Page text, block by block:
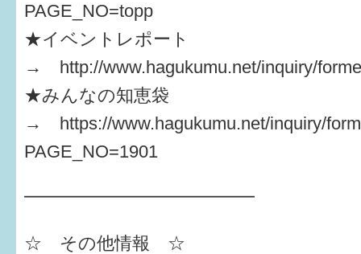
PAGE_NO=topp
★イベントレポート
→ http://www.hagukumu.net/inquiry/
★みんなの知恵袋
→ https://www.hagukumu.net/inquiry/
PAGE_NO=1901
━━━━━━━━━━━━━
☆ その他情報 ☆